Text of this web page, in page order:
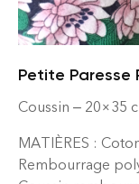
Petite Paresse
Coussin – 20×35
MATIÈRES :
Rembourrage